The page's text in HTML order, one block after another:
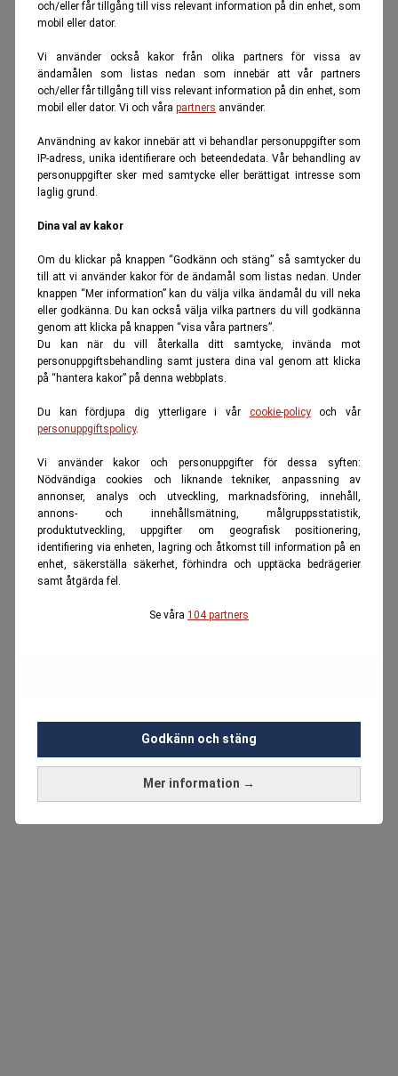
och/eller får tillgång till viss relevant information på din enhet, som
mobil eller dator.
Vi använder också kakor från olika partners för vissa av
ändamålen som listas nedan som innebär att vår partners
och/eller får tillgång till viss relevant information på din enhet, som
mobil eller dator. Vi och våra partners använder.
Användning av kakor innebär att vi behandlar personuppgifter som
IP-adress, unika identifierare och beteendedata. Vår behandling av
personuppgifter sker med samtycke eller berättigat intresse som
laglig grund.
Dina val av kakor
Om du klickar på knappen “Godkänn och stäng” så samtycker du
till att vi använder kakor för de ändamål som listas nedan. Under
knappen “Mer information” kan du välja vilka ändamål du vill neka
eller godkänna. Du kan också välja vilka partners du vill godkänna
genom att klicka på knappen “visa våra partners”.
Du kan när du vill återkalla ditt samtycke, invända mot
personuppgiftsbehandling samt justera dina val genom att klicka
på “hantera kakor” på denna webbplats.
Du kan fördjupa dig ytterligare i vår cookie-policyoch vår
personuppgiftspolicy.
Vi använder kakor och personuppgifter för dessa syften:
Nödvändiga cookies och liknande tekniker, anpassning av
annonser, analys och utveckling, marknadsföring, innehåll,
annons- och innehållsmätning, målgruppsstatistik,
produktutveckling, uppgifter om geografisk positionering,
identifiering via enheten, lagring och åtkomst till information på en
enhet, säkerställa säkerhet, förhindra och upptäcka bedrägerier
samt åtgärda fel.
Se våra 104 partners
Mer information →
Godkänn och stäng